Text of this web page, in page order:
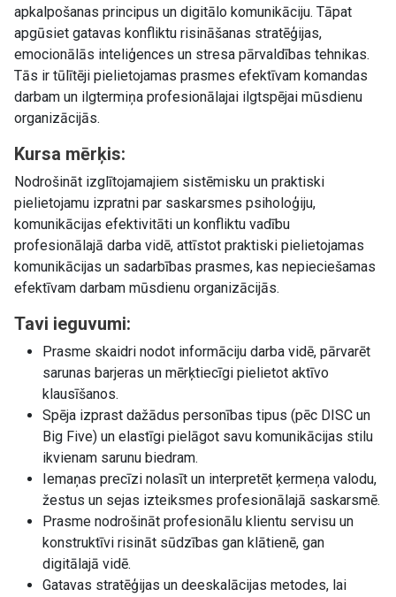
apkalpošanas principus un digitālo komunikāciju. Tāpat
apgūsiet gatavas konfliktu risināšanas stratēģijas,
emocionālās inteliģences un stresa pārvaldības tehnikas.
Tās ir tūlītēji pielietojamas prasmes efektīvam komandas
darbam un ilgtermiņa profesionālajai ilgtspējai mūsdienu
organizācijās.
Kursa mērķis:
Nodrošināt izglītojamajiem sistēmisku un praktiski
pielietojamu izpratni par saskarsmes psiholoģiju,
komunikācijas efektivitāti un konfliktu vadību
profesionālajā darba vidē, attīstot praktiski pielietojamas
komunikācijas un sadarbības prasmes, kas nepieciešamas
efektīvam darbam mūsdienu organizācijās.
Tavi ieguvumi:
Prasme skaidri nodot informāciju darba vidē, pārvarēt
sarunas barjeras un mērķtiecīgi pielietot aktīvo
klausīšanos.
Spēja izprast dažādus personības tipus (pēc DISC un
Big Five) un elastīgi pielāgot savu komunikācijas stilu
ikvienam sarunu biedram.
Iemaņas precīzi nolasīt un interpretēt ķermeņa valodu,
žestus un sejas izteiksmes profesionālajā saskarsmē.
Prasme nodrošināt profesionālu klientu servisu un
konstruktīvi risināt sūdzības gan klātienē, gan
digitālajā vidē.
Gatavas stratēģijas un deeskalācijas metodes, lai